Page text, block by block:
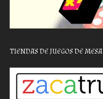
TIENDAS DE JUEGOS DE MESA